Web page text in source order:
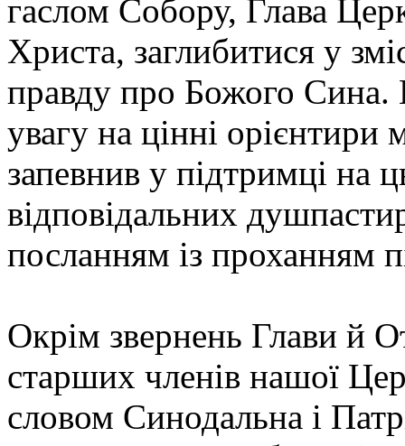
гаслом Собору, Глава
Христа, заглибитися у
правду про Божого Сина.
увагу на цінні орієнтири
запевнив у підтримці на
відповідальних
посланням із проханням
Окрім звернень Глави й
старших членів нашої
словом Синодальна і